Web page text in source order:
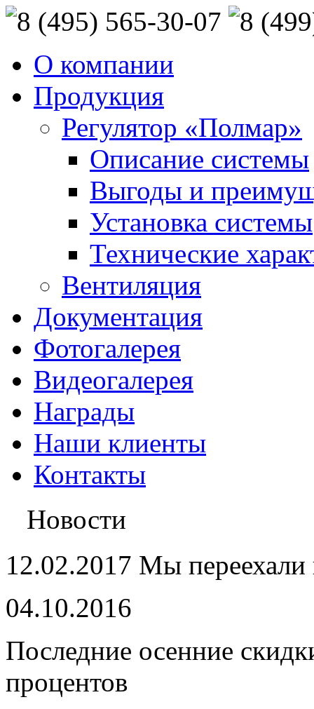
О компании
Продукция
Регулятор «Полмар»
Описание системы
Выгоды и
Установка системы
Технические
Вентиляция
Документация
Фотогалерея
Видеогалерея
Награды
Наши клиенты
Контакты
Новости
12.02.2017 Мы
04.10.2016
Последние осенние
процентов